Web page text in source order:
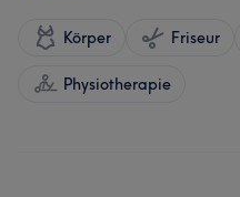
Körper Friseur
Physiotherapie